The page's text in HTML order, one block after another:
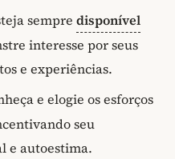
sempre disponível
interesse por seus
e experiências.
e elogie os esforços
seu
e autoestima.